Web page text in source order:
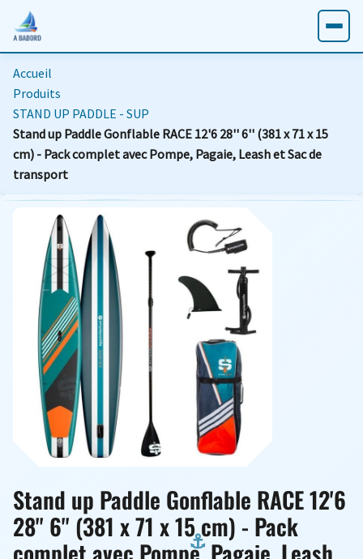
Accueil
Produits
STAND UP PADDLE - SUP
Stand up Paddle Gonflable RACE 12'6 28'' 6'' (381 x 71 x 15
cm) - Pack complet avec Pompe, Pagaie, Leash et Sac de
transport
Stand up Paddle Gonflable RACE 12'6
28'' 6'' (381 x 71 x 15 cm) - Pack